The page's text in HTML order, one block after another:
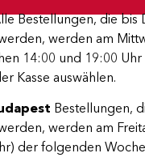
Bestellungen, die bis
werden am
14:00 und 19:00
Kasse auswählen.
Bestellungen,
werden am
der folgenden